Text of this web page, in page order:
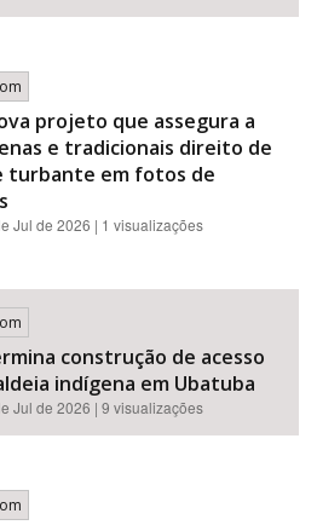
projeto que assegura a
e tradicionais direito de
turbante em fotos de
Jul de 2026 | 1 visualizações
construção de acesso
indígena em Ubatuba
Jul de 2026 | 9 visualizações